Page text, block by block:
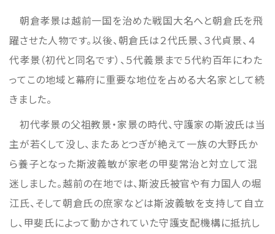
朝倉孝景は越前一国を治めた戦国大名へと朝倉氏を飛
躍させた人物です。以後、朝倉氏は２代氏景、３代貞景、４
代孝景（初代と同名です）、５代義景まで５代約百年にわた
ってこの地域と幕府に重要な地位を占める大名家として続
きました。
初代孝景の父祖教景・家景の時代、守護家の斯波氏は当
主が若くして没し、またあとつぎが絶えて一族の大野氏か
ら養子となった斯波義敏が家老の甲斐常治と対立して混
迷しました。越前の在地では、斯波氏被官や有力国人の堀
江氏、そして朝倉氏の庶家などは斯波義敏を支持して自立
し、甲斐氏によって動かされていた守護支配機構に抵抗し